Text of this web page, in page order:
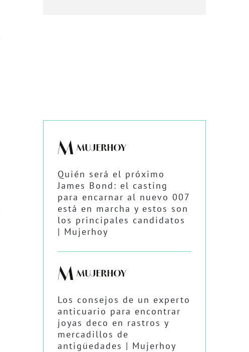
Quién será el próximo
James Bond: el casting
para encarnar al nuevo 007
está en marcha y estos son
los principales candidatos
| Mujerhoy
Los consejos de un experto
anticuario para encontrar
joyas deco en rastros y
mercadillos de
antigüedades | Mujerhoy